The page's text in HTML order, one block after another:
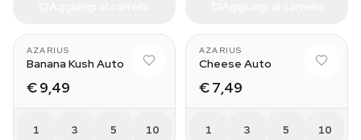
AZARIUS
Banana Kush Auto
€ 9,49
1 3 5 10
AZARIUS
Cheese Auto
€ 7,49
1 3 5 10